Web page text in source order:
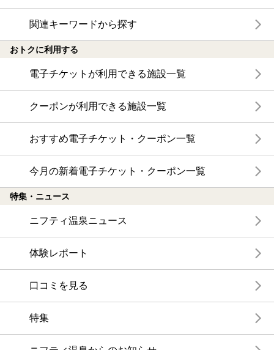
関連キーワードから探す
おトクに利用する
電子チケットが利用できる施設一覧
クーポンが利用できる施設一覧
おすすめ電子チケット・クーポン一覧
今月の新着電子チケット・クーポン一覧
特集・ニュース
ニフティ温泉ニュース
体験レポート
口コミを見る
特集